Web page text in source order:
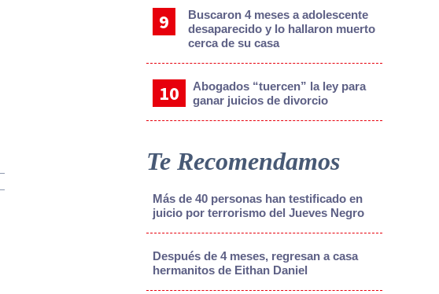
Buscaron 4 meses a adolescente
desaparecido y lo hallaron muerto
cerca de su casa
Abogados “tuercen” la ley para
ganar juicios de divorcio
Te Recomendamos
Más de 40 personas han testificado en
juicio por terrorismo del Jueves Negro
Después de 4 meses, regresan a casa
hermanitos de Eithan Daniel